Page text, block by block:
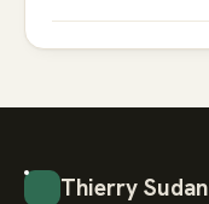
Thierry Sudan